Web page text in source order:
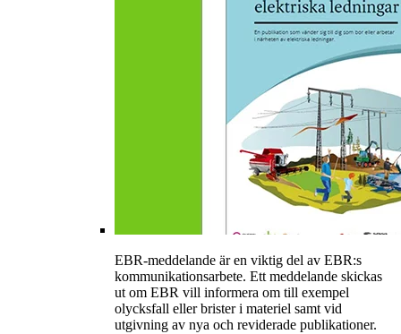
EBR-meddelande är en viktig del av EBR:s
kommunikationsarbete. Ett meddelande skickas
ut om EBR vill informera om till exempel
olycksfall eller brister i materiel samt vid
utgivning av nya och reviderade publikationer.